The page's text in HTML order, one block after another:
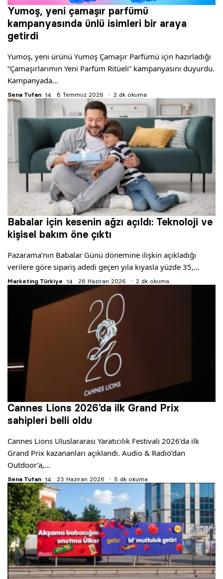
Yumoş, yeni çamaşır parfümü
kampanyasında ünlü isimleri bir araya
getirdi
Yumoş, yeni ürünü Yumoş Çamaşır Parfümü için hazırladığı
“Çamaşırlarımın Yeni Parfüm Ritüeli” kampanyasını duyurdu.
Kampanyada…
Sena Tufan 8 Temmuz 2026 2 dk okuma
Babalar için kesenin ağzı açıldı: Teknoloji ve
kişisel bakım öne çıktı
Pazarama’nın Babalar Günü dönemine ilişkin açıkladığı
verilere göre sipariş adedi geçen yıla kıyasla yüzde 35,…
Marketing Türkiye 28 Haziran 2026 2 dk okuma
Cannes Lions 2026’da ilk Grand Prix
sahipleri belli oldu
Cannes Lions Uluslararası Yaratıcılık Festivali 2026’da ilk
Grand Prix kazananları açıklandı. Audio & Radio’dan
Outdoor’a,…
Sena Tufan 23 Haziran 2026 5 dk okuma